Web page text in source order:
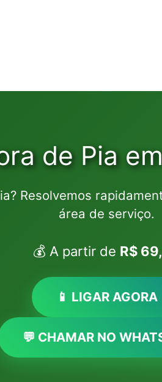
de Pia
Resolvemos
área de serviço.
💰 A partir de R$
📱 LIGAR AGORA
💬 CHAMAR NO